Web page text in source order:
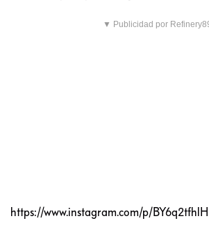
▼ Publicidad por
https://www.instagram.com/p/